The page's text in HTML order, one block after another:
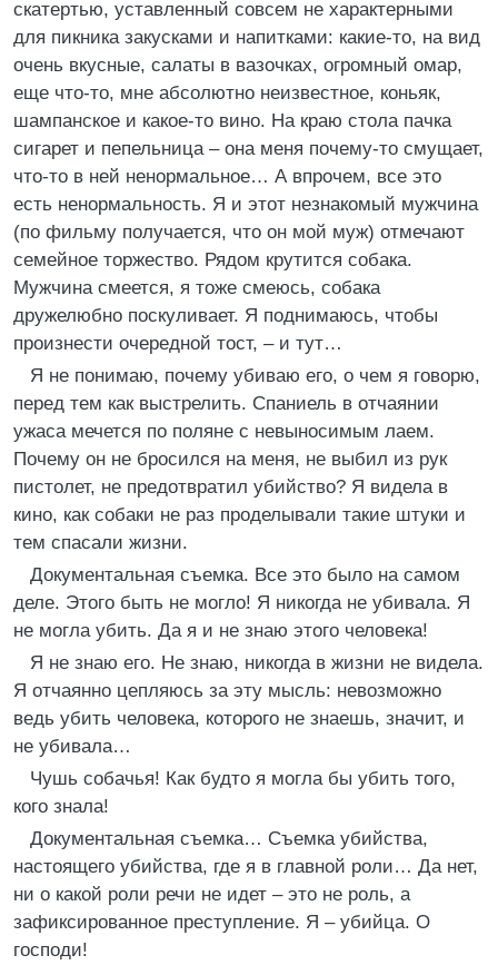
скатертью, уставленный совсем не характерными
для пикника закусками и напитками: какие-то, на вид
очень вкусные, салаты в вазочках, огромный омар,
еще что-то, мне абсолютно неизвестное, коньяк,
шампанское и какое-то вино. На краю стола пачка
сигарет и пепельница – она меня почему-то смущает,
что-то в ней ненормальное… А впрочем, все это
есть ненормальность. Я и этот незнакомый мужчина
(по фильму получается, что он мой муж) отмечают
семейное торжество. Рядом крутится собака.
Мужчина смеется, я тоже смеюсь, собака
дружелюбно поскуливает. Я поднимаюсь, чтобы
произнести очередной тост, – и тут…
Я не понимаю, почему убиваю его, о чем я говорю,
перед тем как выстрелить. Спаниель в отчаянии
ужаса мечется по поляне с невыносимым лаем.
Почему он не бросился на меня, не выбил из рук
пистолет, не предотвратил убийство? Я видела в
кино, как собаки не раз проделывали такие штуки и
тем спасали жизни.
Документальная съемка. Все это было на самом
деле. Этого быть не могло! Я никогда не убивала. Я
не могла убить. Да я и не знаю этого человека!
Я не знаю его. Не знаю, никогда в жизни не видела.
Я отчаянно цепляюсь за эту мысль: невозможно
ведь убить человека, которого не знаешь, значит, и
не убивала…
Чушь собачья! Как будто я могла бы убить того,
кого знала!
Документальная съемка… Съемка убийства,
настоящего убийства, где я в главной роли… Да нет,
ни о какой роли речи не идет – это не роль, а
зафиксированное преступление. Я – убийца. О
господи!